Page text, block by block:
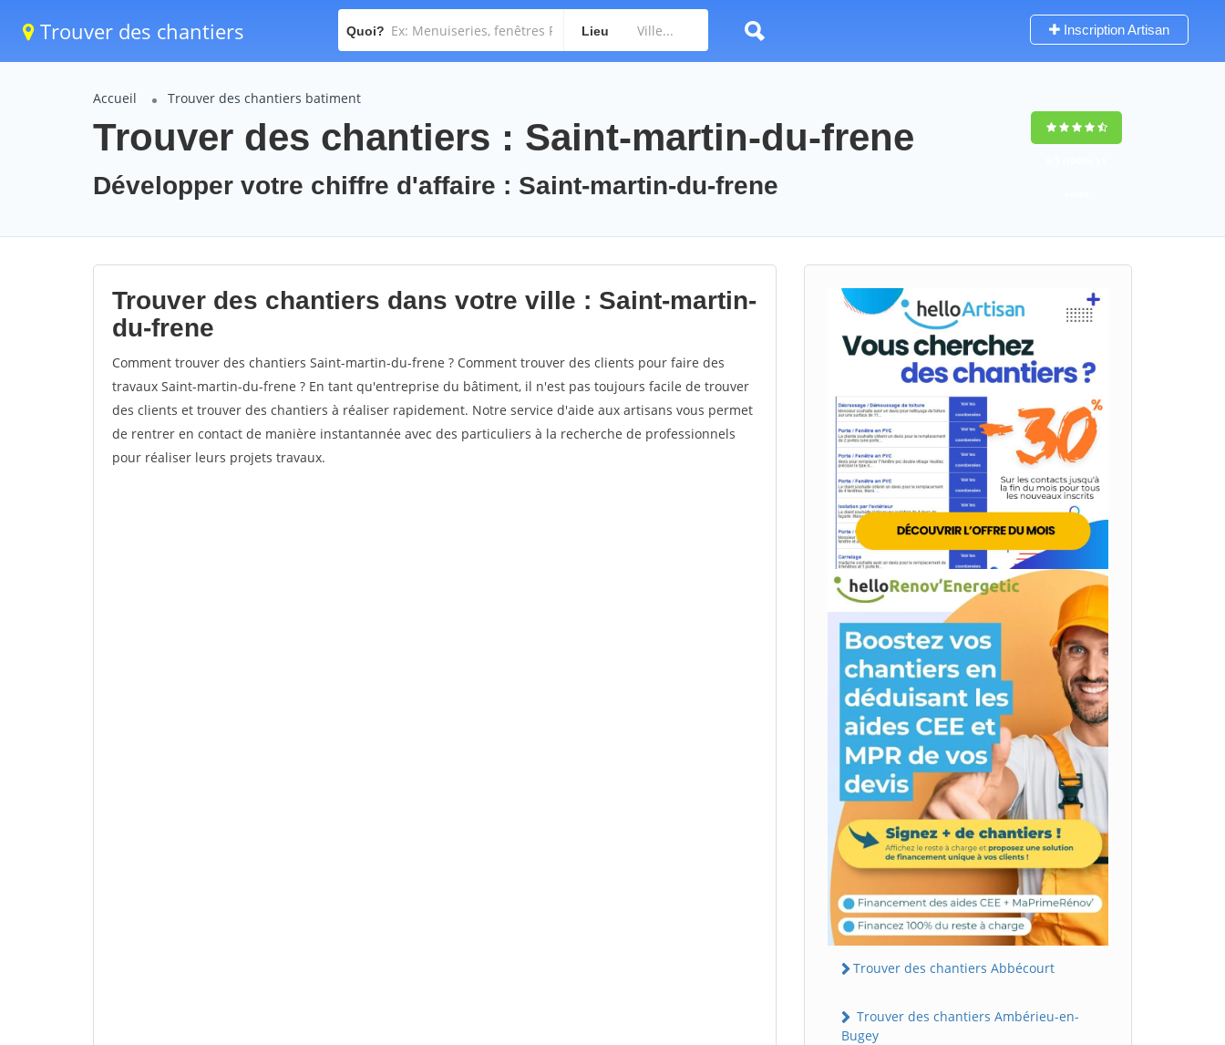
Trouver des chantiers Quoi? Lieu Inscription Artisan
Accueil Trouver des chantiers batiment
Trouver des chantiers : Saint-martin-du-frene
Développer votre chiffre d'affaire : Saint-martin-du-frene
Trouver des chantiers dans votre ville : Saint-martin-
du-frene
Comment trouver des chantiers Saint-martin-du-frene ? Comment trouver des clients pour faire des
travaux Saint-martin-du-frene ? En tant qu'entreprise du bâtiment, il n'est pas toujours facile de trouver
des clients et trouver des chantiers à réaliser rapidement. Notre service d'aide aux artisans vous permet
de rentrer en contact de manière instantannée avec des particuliers à la recherche de professionnels
pour réaliser leurs projets travaux.
Trouver des chantiers Abbécourt
Trouver des chantiers Ambérieu-en-
Bugey